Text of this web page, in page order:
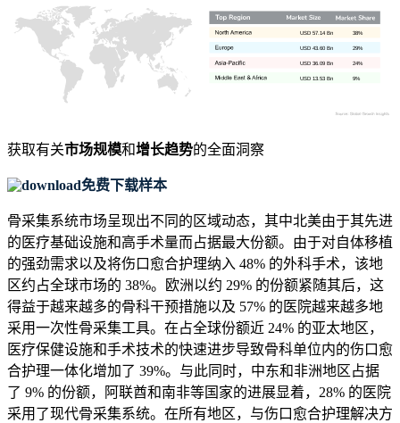
9%
USD 13.53 Bn
24%
USD 36.09 Bn
29%
USD 43.60 Bn
38%
USD 57.14 Bn
获取有关市场规模和增长趋势的全面洞察
免费下载样本
骨采集系统市场呈现出不同的区域动态，其中北美由于其先进
的医疗基础设施和高手术量而占据最大份额。由于对自体移植
的强劲需求以及将伤口愈合护理纳入 48% 的外科手术，该地
区约占全球市场的 38%。欧洲以约 29% 的份额紧随其后，这
得益于越来越多的骨科干预措施以及 57% 的医院越来越多地
采用一次性骨采集工具。在占全球份额近 24% 的亚太地区，
医疗保健设施和手术技术的快速进步导致骨科单位内的伤口愈
合护理一体化增加了 39%。与此同时，中东和非洲地区占据
了 9% 的份额，阿联酋和南非等国家的进展显着，28% 的医院
采用了现代骨采集系统。在所有地区，与伤口愈合护理解决方